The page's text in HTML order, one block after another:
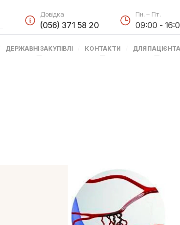
Довідка
(056) 371 58 20
Пн. – Пт.
09:00 -
ДЕРЖАВНІ ЗАКУПІВЛІ КОНТАКТИ
ДЛЯ ПАЦІЄНТА